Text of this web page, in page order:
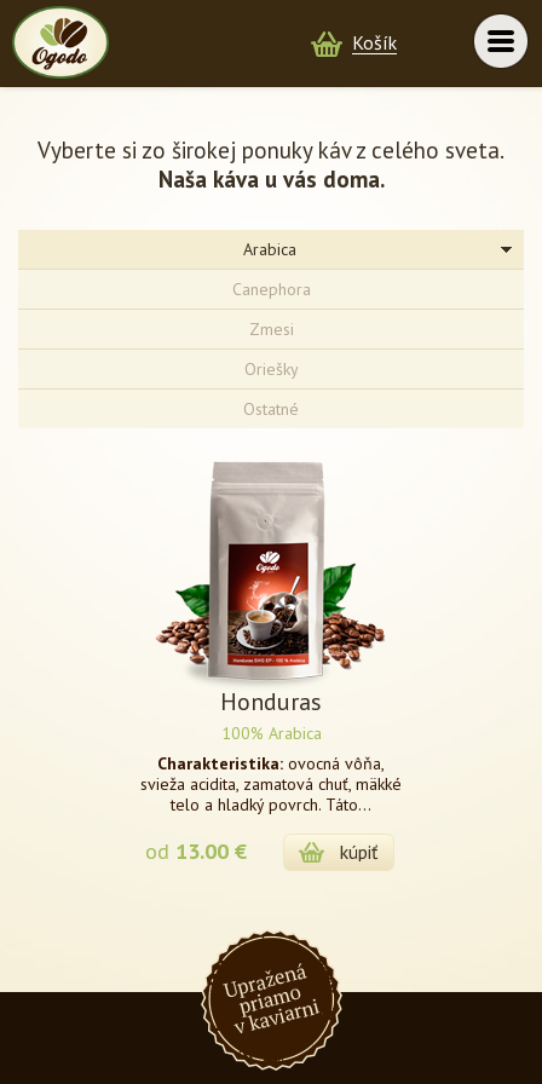
Košík
Vyberte si zo širokej ponuky káv z celého sveta.
Naša káva u vás doma.
Arabica
Canephora
Zmesi
Oriešky
Ostatné
Honduras
100% Arabica
Charakteristika: ovocná vôňa,
svieža acidita, zamatová chuť, mäkké
telo a hladký povrch. Táto...
od 13.00 € kúpiť